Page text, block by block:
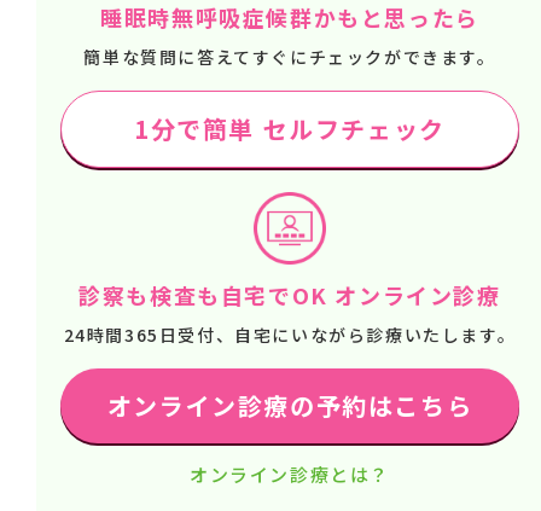
睡眠時無呼吸症候群かもと思ったら
簡単な質問に答えてすぐにチェックができます。
1分で簡単 セルフチェック
診察も検査も自宅でOK オンライン診療
24時間365日受付、自宅にいながら診療いたします。
オンライン診療の予約はこちら
オンライン診療とは？